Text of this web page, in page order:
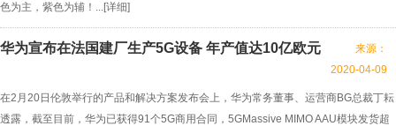
色为主，紫色为辅！...[详细]
华为宣布在法国建厂生产5G设备 年产值达10亿欧元
来源：
2020-04-09
在2月20日伦敦举行的产品和解决方案发布会上，华为常务董事、运营商BG总裁丁耘
透露，截至目前，华为已获得91个5G商用合同，5GMassive MIMO AAU模块发货超